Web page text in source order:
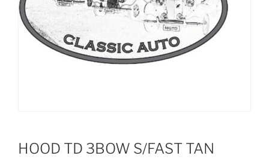
HOOD TD 3BOW S/FAST TAN